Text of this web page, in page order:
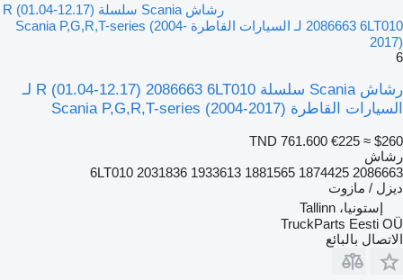
رشاش Scania سلسلة R (01.04-12.17)
2086663 6LT010 لـ السيارات القاطرة Scania P,G,R,T-series (2004-
2017)
6
رشاش Scania سلسلة R (01.04-12.17) 2086663 6LT010 لـ
السيارات القاطرة Scania P,G,R,T-series (2004-2017)
TND 761.600 €225 ≈ $260
رشاش
2086663 6LT010 2031836 1933613 1881565 1874425
ديزل / مازوت
إستونيا، Tallinn
TruckParts Eesti OÜ
الاتصال بالبائع